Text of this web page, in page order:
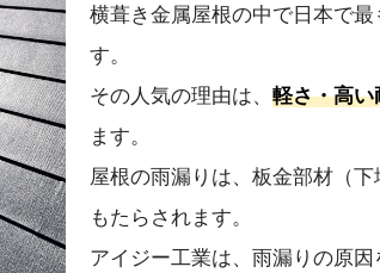
横葺き金属屋根の中で日本で
す。
その人気の理由は、 軽さ・高い
ます。
屋根の雨漏りは、板金部材（
もたらされます。
アイジー工業は、雨漏りの原因